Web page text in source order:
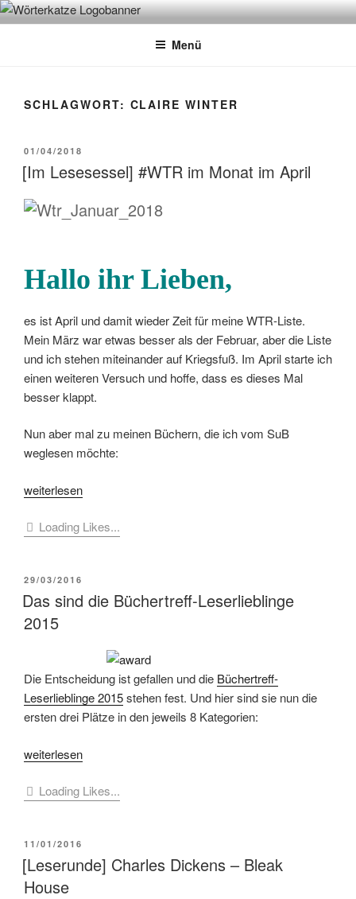
Zum
InhaltWÖRTERKATZE
Von Büchern erzählen
Menü
SCHLAGWORT: CLAIRE WINTER
VERÖFFENTLICHT
AM
01/04/2018
[Im Lesesessel] #WTR im Monat im April
Hallo ihr Lieben,
es ist April und damit wieder Zeit für meine WTR-Liste.
Mein März war etwas besser als der Februar, aber die Liste
und ich stehen miteinander auf Kriegsfuß. Im April starte ich
einen weiteren Versuch und hoffe, dass es dieses Mal
besser klappt.
Nun aber mal zu meinen Büchern, die ich vom SuB
weglesen möchte:
„[Im
#WTR
im
April“
weiterlesen
Loading Likes...
VERÖFFENTLICHT
AM
29/03/2016
Das sind die Büchertreff-Leserlieblinge
2015
Die Entscheidung ist gefallen und die Büchertreff-
Leserlieblinge 2015stehen fest. Und hier sind sie nun die
ersten drei Plätze in den jeweils 8 Kategorien:
„Das
die
2015“
weiterlesen
Loading Likes...
VERÖFFENTLICHT
AM
11/01/2016
[Leserunde] Charles Dickens – Bleak
House